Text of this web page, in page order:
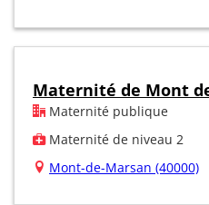
Maternité de Mont
Maternité publique
Maternité de niveau 2
Mont-de-Marsan (40000)